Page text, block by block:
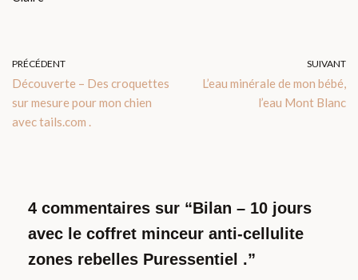
PRÉCÉDENT
Découverte – Des croquettes
sur mesure pour mon chien
avec tails.com .
SUIVANT
L’eau minérale de mon bébé,
l’eau Mont Blanc
4 commentaires sur “Bilan – 10 jours
avec le coffret minceur anti-cellulite
zones rebelles Puressentiel .”